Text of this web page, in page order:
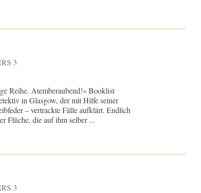
3
Reihe. Atemberaubend!« Booklist
in Glasgow, der mit Hilfe seiner
– vertrackte Fälle aufklärt. Endlich
Flüche, die auf ihm selber ...
3